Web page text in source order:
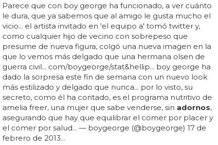
Parece que con boy george ha funcionado, a ver cuánto
le dura, que ya sabemos que al amigo le gusta mucho el
vicio... el artista invitado en 'el equipo a' tomó twitter y,
como cualquier hijo de vecino con sobrepeso que
presume de nueva figura, colgó una nueva imagen en la
que lo vemos más delgado que una hermana olsen de
guerra civil... com/boygeorge/stat&hellip... boy george ha
dado la sorpresa este fin de semana con un nuevo look
más estilizado y delgado que nunca... por lo visto, su
secreto, como él ha contado, es el programa nutritivo de
amelia freer, una mujer que sabe venderse, sin adornos,
asegurando que hay que equilibrar el comer por placer y
el comer por salud... — boygeorge (@boygeorge) 17 de
febrero de 2013...